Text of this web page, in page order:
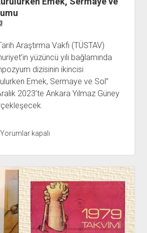
HAREKETLERİ ARŞİV FONU
DOSYALARI ARŞİV FONU
YARARLANMA KOŞULLARI
HAREKETLER KİTAPLIĞI
HAREKETİ KİTAPLIĞI
HAREKETİ KİTAPLIĞI
HAREKETİ KİTAPLIĞI
HAREKETİ KİTAPLIĞI
KİTAPLIĞI
HİKMET KİTAPLIĞI
RİFAT KİTAPLIĞI
YILLAR KİTAPLIĞI
YURTDIŞI KİTAPLIĞI
açılır
menüyü
aç
YURTDIŞI KİTAPLIĞI
aç
ÜYE BAŞVURU FORMU
YARARLANMA FORMU
İLETİŞİM
açılır
İLETİŞİM BİLGİLERİ
ÇALIŞMA GÜNLERİMİZ
Araştırma Vakfı (TÜSTAV)
yüzüncü yılı bağlamında
dizisinin ikincisi
Emek, Sermaye ve Sol”
2023’te Ankara Yılmaz Güney
Yorumlar kapalı